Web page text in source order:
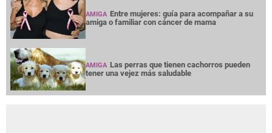
AMIGA Entre mujeres: guía para acompañar a su
amiga o familiar con cáncer de mama
AMIGA Las perras que tienen cachorros pueden
tener una vejez más saludable